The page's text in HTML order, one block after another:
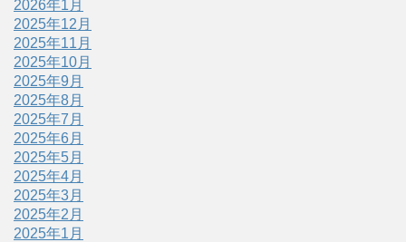
2026年1月
2025年12月
2025年11月
2025年10月
2025年9月
2025年8月
2025年7月
2025年6月
2025年5月
2025年4月
2025年3月
2025年2月
2025年1月